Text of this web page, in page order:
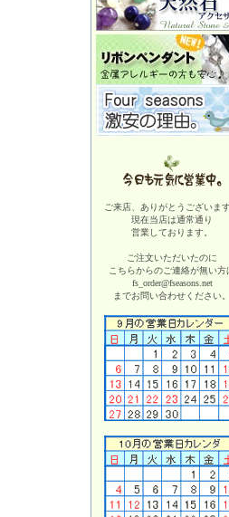
ご来店、ありがとうございます
現在当店は通常通り
営業しております。
ご注文いただいたのに
こちらからのご連絡が無い方
fs_order@fseasons.net
までお問い合わせください。